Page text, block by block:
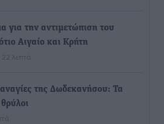
για την αντιμετώπιση του
Αιγαίο και Κρήτη
22 λεπτά
της Δωδεκανήσου: Τα